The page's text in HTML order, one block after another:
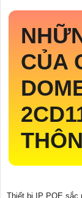
CỦA
Thiết bị IP POE sắc